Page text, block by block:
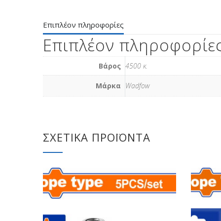
Επιπλέον πληροφορίες
Επιπλέον
Βάρος 4500 κ.
Μάρκα Wadfow
ΣΧΕΤΙΚΆ ΠΡΟΪΌΝΤΑ